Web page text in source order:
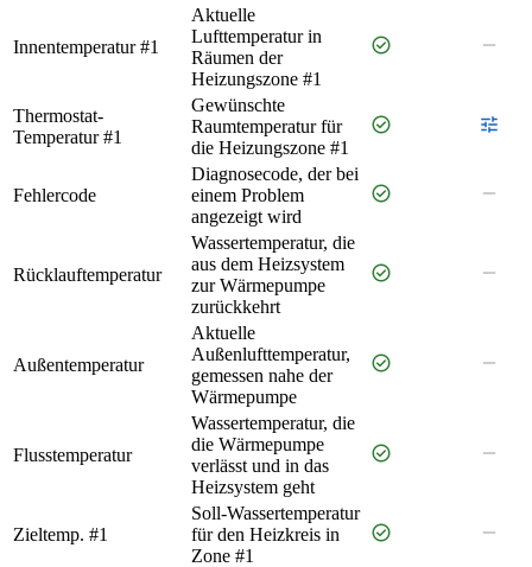
Innentemperatur #1
Aktuelle
Lufttemperatur in
Räumen der
Heizungszone #1
check_circle remove
Thermostat-
Temperatur #1
Gewünschte
Raumtemperatur für
die Heizungszone #1
check_circle tune
Fehlercode
Diagnosecode, der bei
einem Problem
angezeigt wird
check_circle remove
Rücklauftemperatur
Wassertemperatur, die
aus dem Heizsystem
zur Wärmepumpe
zurückkehrt
check_circle remove
Außentemperatur
Aktuelle
Außenlufttemperatur,
gemessen nahe der
Wärmepumpe
check_circle remove
Flusstemperatur
Wassertemperatur, die
die Wärmepumpe
verlässt und in das
Heizsystem geht
check_circle remove
Zieltemp. #1
Soll-Wassertemperatur
für den Heizkreis in
Zone #1
check_circle remove